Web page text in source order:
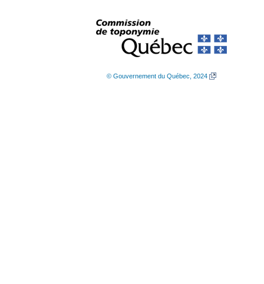
© Gouvernement du Québec, 2024